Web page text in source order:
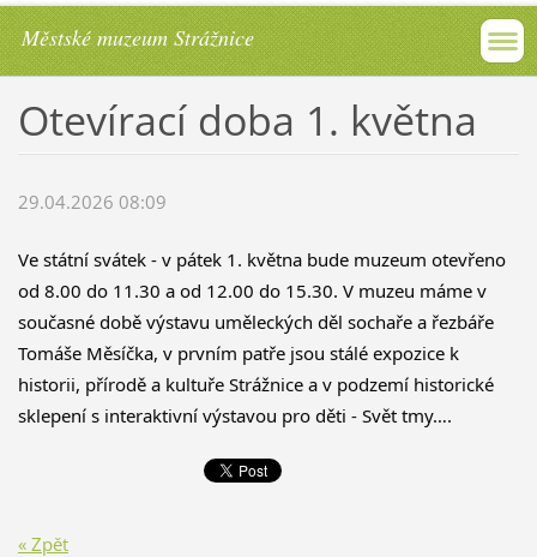
Městské muzeum Strážnice
Otevírací doba 1. května
29.04.2026 08:09
Ve státní svátek - v pátek 1. května bude muzeum otevřeno
od 8.00 do 11.30 a od 12.00 do 15.30. V muzeu máme v
současné době výstavu uměleckých děl sochaře a řezbáře
Tomáše Měsíčka, v prvním patře jsou stálé expozice k
historii, přírodě a kultuře Strážnice a v podzemí historické
sklepení s interaktivní výstavou pro děti - Svět tmy….
« Zpět